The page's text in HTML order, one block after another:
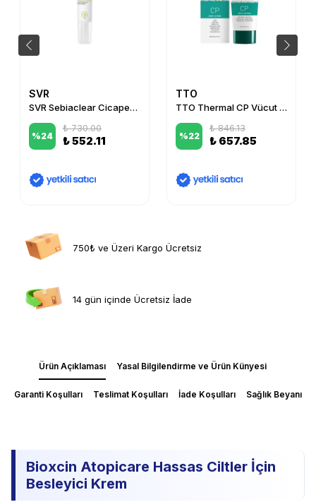
SVR
SVR Sebiaclear Cicapeel Gel 15ml
%24
₺ 730.00
₺ 552.11
TTO
TTO Thermal CP Vücut Losyonu 200 ml
%22
₺ 846.13
₺ 657.85
750₺ ve Üzeri Kargo Ücretsiz
14 gün içinde Ücretsiz İade
Ürün Açıklaması Yasal Bilgilendirme ve Ürün Künyesi
Garanti Koşulları Teslimat Koşulları İade Koşulları Sağlık Beyanı
Bioxcin Atopicare Hassas Ciltler İçin
Besleyici Krem